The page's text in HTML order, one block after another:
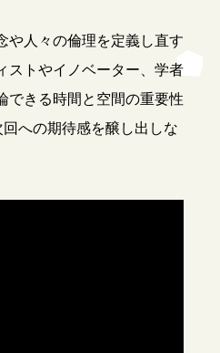
や人々の倫理を定義し直す
ストやイノベーター、学者
できる時間と空間の重要性
への期待感を醸し出しな